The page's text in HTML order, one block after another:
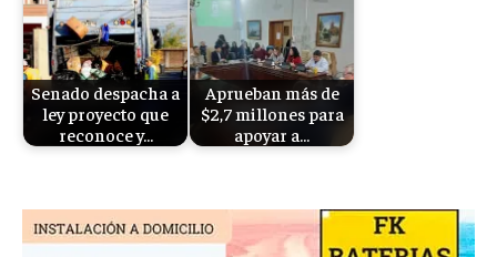
Senado despacha a
ley proyecto que
reconoce y…
Aprueban más de
$2,7 millones para
apoyar a…